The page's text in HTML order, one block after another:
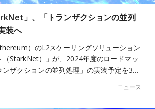
」、「トランザクションの並列
装へ
）のL2スケーリングソリューション
（StarkNet）」が、2024年度のロードマッ
ンザクションの並列処理」の実装予定を3…
ニュース